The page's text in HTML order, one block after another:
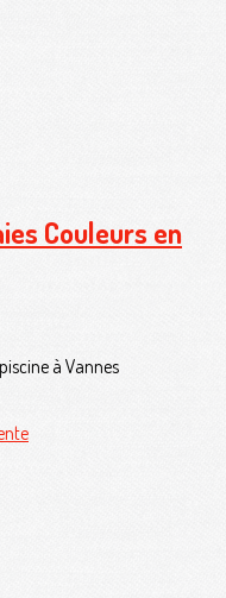
Couleurs en
à Vannes